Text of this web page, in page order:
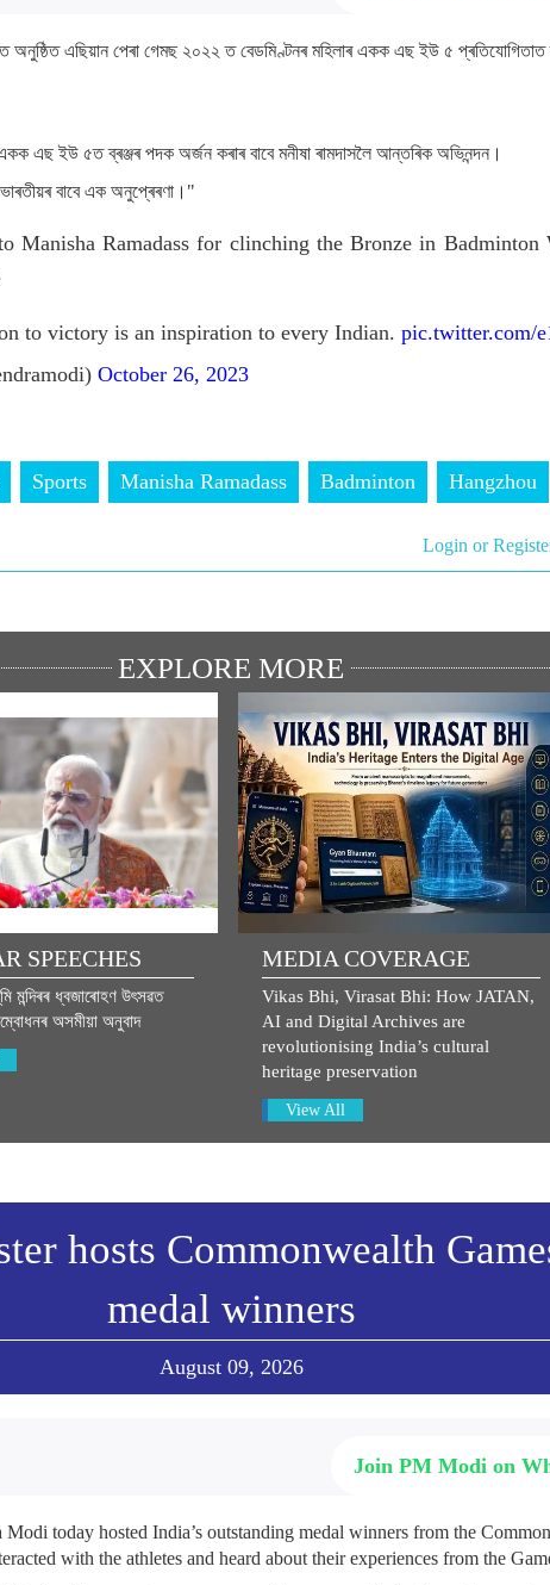
অনুষ্ঠিত এছিয়ান পেৰা গেমছ ২০২২ ত বেডমিণ্টনৰ মহিলাৰ একক এছ ইউ ৫ প্ৰতিযোগিতাত
এছ ইউ ৫ত ব্ৰঞ্জৰ পদক অৰ্জন কৰাৰ বাবে মনীষা ৰামদাসলৈ আন্তৰিক অভিনন্দন।
বাবে এক অনুপ্ৰেৰণা।"
Manisha Ramadass for clinching the Bronze in Badminton
to victory is an inspiration to every Indian. pic.twitter.com/
October 26, 2023
Sports Manisha Ramadass Badminton Hangzhou
Login or
EXPLORE MORE
SPEECHES
মন্দিৰৰ ধ্বজাৰোহণ উৎসৱত
অসমীয়া অনুবাদ
MEDIA COVERAGE
Vikas Bhi, Virasat Bhi: How JATAN,
AI and Digital Archives are
revolutionising India’s cultural
heritage preservation
View All
hosts Commonwealth
medal winners
August 09, 2026
Join PM Modi on
today hosted India’s outstanding medal winners from the
with the athletes and heard about their experiences from the